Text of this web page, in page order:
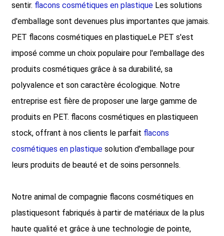
sentir. flacons cosmétiques en plastique Les solutions
d'emballage sont devenues plus importantes que jamais.
PET flacons cosmétiques en plastiqueLe PET s'est
imposé comme un choix populaire pour l'emballage des
produits cosmétiques grâce à sa durabilité, sa
polyvalence et son caractère écologique. Notre
entreprise est fière de proposer une large gamme de
produits en PET. flacons cosmétiques en plastiqueen
stock, offrant à nos clients le parfait flacons
cosmétiques en plastique solution d'emballage pour
leurs produits de beauté et de soins personnels.
Notre animal de compagnie flacons cosmétiques en
plastiquesont fabriqués à partir de matériaux de la plus
haute qualité et grâce à une technologie de pointe,